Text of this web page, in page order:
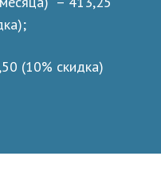
(10% скидка)